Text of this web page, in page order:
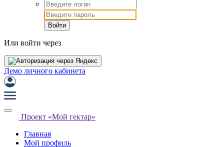
Войти
Или войти через
Демо личного кабинета
Проект «Мой гектар»
Главная
Мой профиль